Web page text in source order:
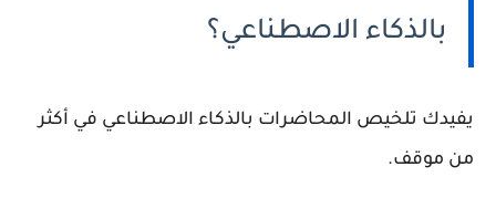
بالذكاء الاصطناعي؟
يفيدك تلخيص المحاضرات بالذكاء الاصطناعي في أكثر
من موقف.